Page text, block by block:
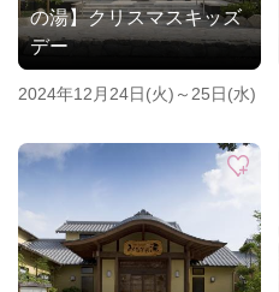
の湯】クリスマスキッズ
デー
2024年12月24日(火)～25日(水)